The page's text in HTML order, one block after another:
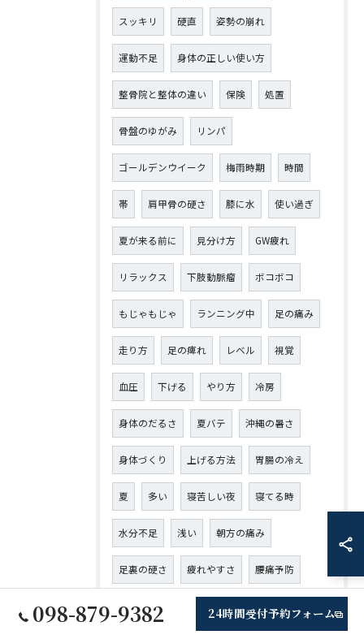
スッキリ 硬直 姿勢の崩れ
運動不足 身体の正しい使い方
整骨院と整体の違い 保険 処置
骨盤のゆがみ リンパ
ゴールデンウイーク 梅雨時期 時間
帯 肩甲骨の硬さ 膝に水 使い過ぎ
夏が来る前に 見分け方 GW疲れ
リラックス 下肢動脈瘤 ボコボコ
もじゃもじゃ ランニング中 足の痛み
走り方 足の痺れ レベル 視覚
血圧 下げる やり方 冷房
身体のだるさ 夏バテ 沖縄の暑さ
身体づくり 上げる方法 胃腸の冷え
夏 多い 寝苦しい夜 寝てる時
水分不足 浅い 朝方の痛み
足裏の硬さ 疲れやすさ 腰痛予防
夜中 取れない 港川 伊祖
098-879-9382 24時間受付予約フォーム